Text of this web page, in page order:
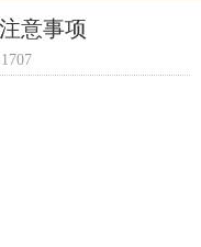
意事项
1707